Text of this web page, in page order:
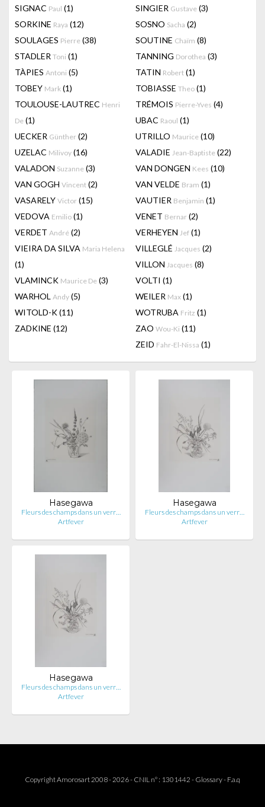
SIGNAC Paul (1) SINGIER Gustave (3)
SORKINE Raya (12) SOSNO Sacha (2)
SOULAGES Pierre (38) SOUTINE Chaïm (8)
STADLER Toni (1) TANNING Dorothea (3)
TÀPIES Antoni (5) TATIN Robert (1)
TOBEY Mark (1) TOBIASSE Theo (1)
TOULOUSE-LAUTREC Henri
De (1)
TRÉMOIS Pierre-Yves (4)
UBAC Raoul (1)
UECKER Günther (2) UTRILLO Maurice (10)
UZELAC Milivoy (16) VALADIE Jean-Baptiste (22)
VALADON Suzanne (3) VAN DONGEN Kees (10)
VAN GOGH Vincent (2) VAN VELDE Bram (1)
VASARELY Victor (15) VAUTIER Benjamin (1)
VEDOVA Emilio (1) VENET Bernar (2)
VERDET André (2) VERHEYEN Jef (1)
VIEIRA DA SILVA Maria Helena
(1)
VILLEGLÉ Jacques (2)
VILLON Jacques (8)
VLAMINCK Maurice De (3) VOLTI (1)
WARHOL Andy (5) WEILER Max (1)
WITOLD-K(11) WOTRUBA Fritz (1)
ZADKINE (12) ZAO Wou-Ki (11)
ZEID Fahr-El-Nissa (1)
Hasegawa
Fleurs des champs dans un verr…
Artfever
Hasegawa
Fleurs des champs dans un verr…
Artfever
Hasegawa
Fleurs des champs dans un verr…
Artfever
Copyright Amorosart 2008 - 2026 - CNIL n° : 1301442 - Glossary- F.a.q